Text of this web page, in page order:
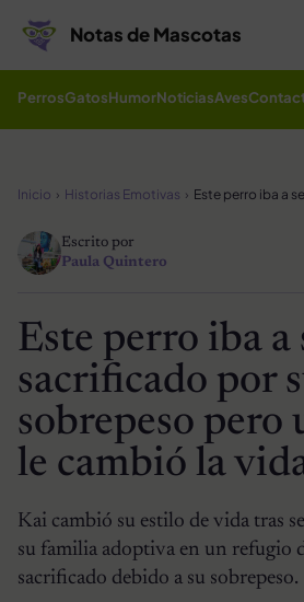
Notas de Mascotas
PerrosGatosHumorNoticiasAves
Inicio Historias Emotivas
Escrito por
Paula Quintero
Este perro iba a
sacrificado por
sobrepeso pero
le cambió la
Kai cambió su estilo de vida tras
su familia adoptiva en un refugio
sacrificado debido a su sobrepeso.